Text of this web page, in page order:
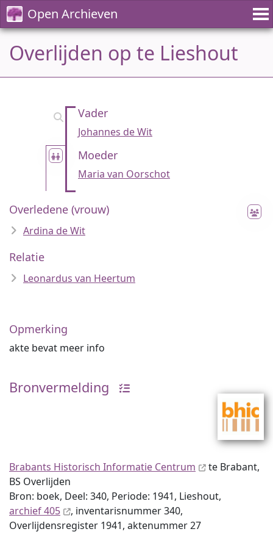
Open Archieven
Overlijden op te Lieshout
Vader
Johannes de Wit
Moeder
Maria van Oorschot
Overledene (vrouw)
Ardina de Wit
Relatie
Leonardus van Heertum
Opmerking
akte bevat meer info
Bronvermelding
Brabants Historisch Informatie Centrum
te Brabant,
BS Overlijden
Bron: boek, Deel: 340, Periode: 1941, Lieshout,
archief 405
, inventaris­num­mer 340,
Overlijdensregister 1941, aktenummer 27